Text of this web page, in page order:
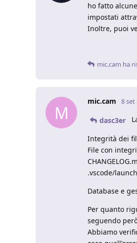
ho fatto
impostati
Inoltre, puoi
mic.cam ha
M
mic.cam 8 set
dasc3er
Integrità dei
File con
.vscode/
Database e
Per quanto
seguendo
Abbiamo